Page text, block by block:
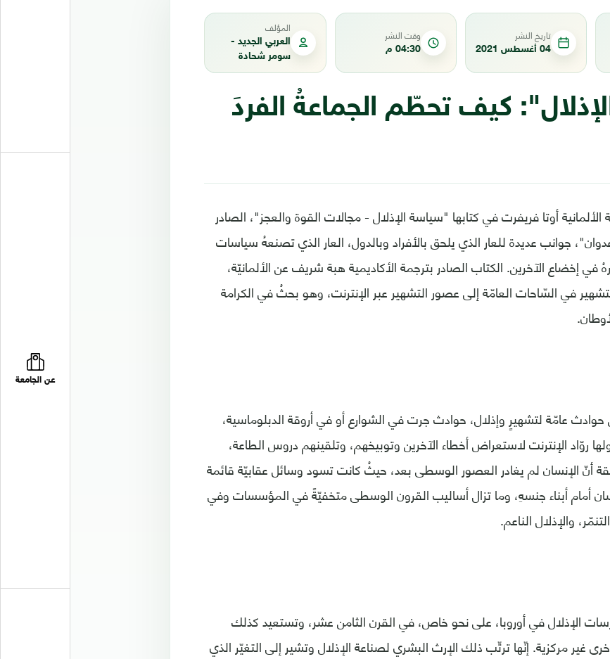
عن الجامعة
تاريخ النشر
04 أغسطس 2021
وقت النشر
04:30 م
المؤلف
العربي الجديد -
سومر شحادة
كيف تحطّم الجماعةُ الفردَ
أوتا فريفرت في كتابها "سياسة الإذلال - مجالات القوة والعجز"، الصادر
جوانب عديدة للعار الذي يلحق بالأفراد وبالدول، العار الذي تصنعهُ سياسات
إخضاع الآخرين. الكتاب الصادر بترجمة الأكاديمية هبة شريف عن الألمانيّة،
في السّاحات العامّة إلى عصور التشهير عبر الإنترنت، وهو بحثُ في الكرامة
عامّة لتشهيرٍ وإذلال، حوادث جرت في الشوارع أو في أروقة الدبلوماسية،
روّاد الإنترنت لاستعراض أخطاء الآخرين وتوبيخهم، وتلقينهم دروس الطاعة،
أنّ الإنسان لم يغادر العصور الوسطى بعد، حيثُ كانت تسود وسائل عقابيّة قائمة
أمام أبناء جنسهِ، وما تزال أساليب القرون الوسطى متخفيّةً في المؤسسات وفي
والإذلال الناعم.
الإذلال في أوروبا، على نحو خاص، في القرن الثامن عشر، وتستعيد كذلك
غير مركزية. إنّها ترتّب ذلك الإرث البشري لصناعة الإذلال وتشير إلى التغيّر الذي